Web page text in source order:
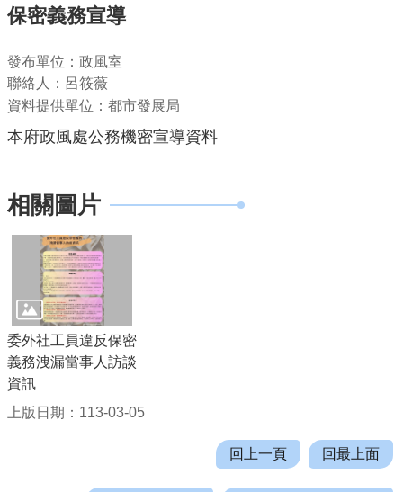
息
告
認
我
機
業
務
資
訊
保密義務宣導
發布單位：政風室
聯絡人：呂筱薇
資料提供單位：都市發展局
本府政風處公務機密宣導資料
相關圖片
委外社工員違反保密
義務洩漏當事人訪談
資訊
上版日期：113-03-05
回上一頁 回最上面